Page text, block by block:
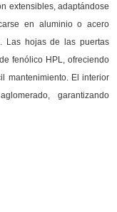
extensibles, adaptándose
en aluminio o acero
Las hojas de las puertas
fenólico HPL, ofreciendo
mantenimiento. El interior
garantizando